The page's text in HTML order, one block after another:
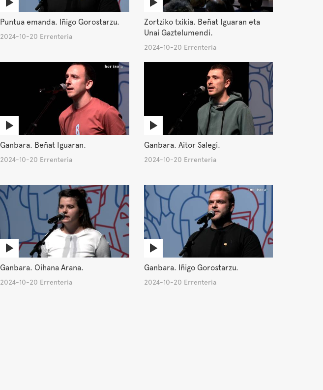
Puntua emanda. Iñigo Gorostarzu.
2024-10-20 Errenteria
Zortziko txikia. Beñat Iguaran eta
Unai Gaztelumendi.
2024-10-20 Errenteria
Ganbara. Beñat Iguaran.
2024-10-20 Errenteria
Ganbara. Aitor Salegi.
2024-10-20 Errenteria
Ganbara. Oihana Arana.
2024-10-20 Errenteria
Ganbara. Iñigo Gorostarzu.
2024-10-20 Errenteria